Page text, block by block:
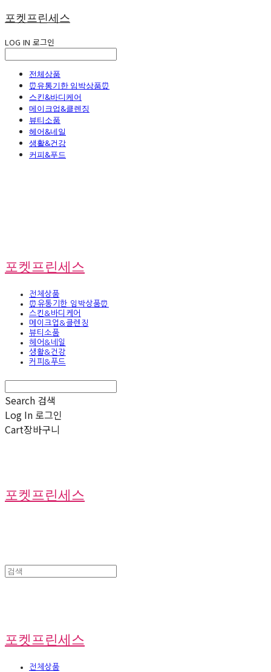
포켓프린세스
LOG IN 로그인
전체상품
⏰유통기한 임박상품⏰
스킨&바디케어
메이크업&클렌징
뷰티소품
헤어&네일
생활&건강
커피&푸드
포켓프린세스
전체상품
⏰유통기한 임박상품⏰
스킨&바디케어
메이크업&클렌징
뷰티소품
헤어&네일
생활&건강
커피&푸드
Search 검색
Log In 로그인
Cart장바구니
포켓프린세스
포켓프린세스
전체상품